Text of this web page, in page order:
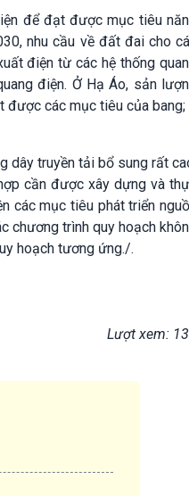
để đạt được mục tiêu
nhu cầu về đất đai cho
điện từ các hệ thống
điện. Ở Hạ Áo, sản
các mục tiêu của bang;
dây truyền tải bổ sung rất
cần được xây dựng và
các mục tiêu phát triển
chương trình quy hoạch
hoạch tương ứng./.
Lượt xem: